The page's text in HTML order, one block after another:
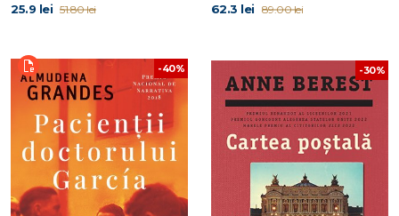
25.9 lei 51.80 lei 62.3 lei 89.00 lei
-40% -30%